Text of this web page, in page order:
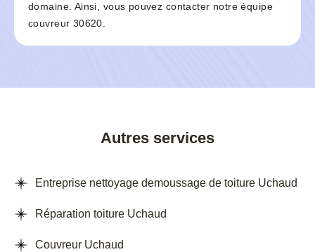
domaine. Ainsi, vous pouvez contacter notre équipe
couvreur 30620.
Autres services
Entreprise nettoyage demoussage de toiture Uchaud
Réparation toiture Uchaud
Couvreur Uchaud